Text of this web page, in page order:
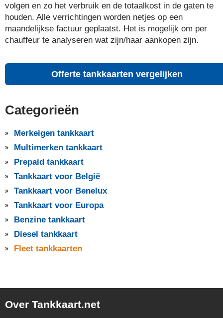
volgen en zo het verbruik en de totaalkost in de gaten te
houden. Alle verrichtingen worden netjes op een
maandelijkse factuur geplaatst. Het is mogelijk om per
chauffeur te analyseren wat zijn/haar aankopen zijn.
Offerte tankkaarten vergelijken
Categorieën
Merkeigen tankkaart
Multimerken tankkaart
Prepaid tankkaart
Tankkaart voor België
Tankkaart voor Benelux
Tankkaart voor Europa
Benzine tankkaart
Diesel tankkaart
Fleet tankkaarten
Over Tankkaart.net